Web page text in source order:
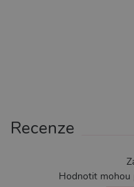
Recenze
Hodnotit mohou